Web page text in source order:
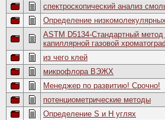
спектроскопический анализ
Определение
ASTM D5134-Стандартный
капиллярной газовой
из чего клей
микрофлора ВЭЖХ
Менеджер по развитию! Срочно!
потенциометрические методы
Определение S и H углях